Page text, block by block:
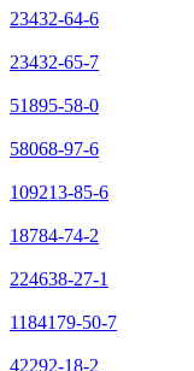
23432-64-6
23432-65-7
51895-58-0
58068-97-6
109213-85-6
18784-74-2
224638-27-1
1184179-50-7
42292-18-2